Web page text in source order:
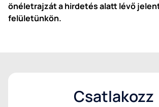
önéletrajzát a hirdetés alatt lévő
felületünkön.
Csatlakozz